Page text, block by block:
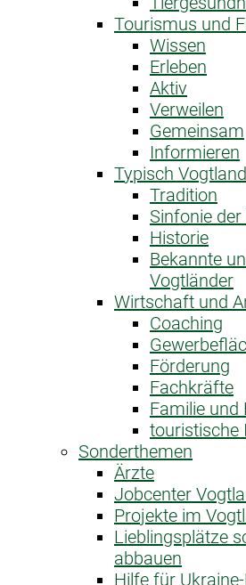
Tourismus und
Wissen
Erleben
Aktiv
Verweilen
Gemeinsam
Informieren
Typisch Vogtland
Tradition
Sinfonie
Historie
Bekannte
Vogtländer
Wirtschaft und
Coaching
Förderung
Fachkräfte
Familie und
touristische
Sonderthemen
Ärzte
Jobcenter
Projekte im
Lieblingsplätze
abbauen
Hilfe für